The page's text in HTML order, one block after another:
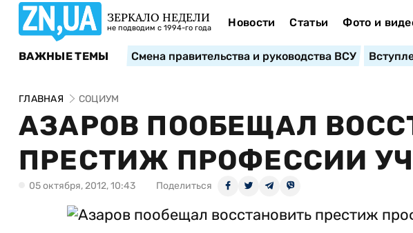
ЗЕРКАЛО НЕДЕЛИ
не подводим с 1994-го года Новости Статьи Фото и
ВАЖНЫЕ ТЕМЫ Смена правительства и руководства ВСУ
ГЛАВНАЯ СОЦИУМ
АЗАРОВ ПООБЕЩАЛ
ПРЕСТИЖ ПРОФЕССИИ
05 октября, 2012, 10:43 Поделиться